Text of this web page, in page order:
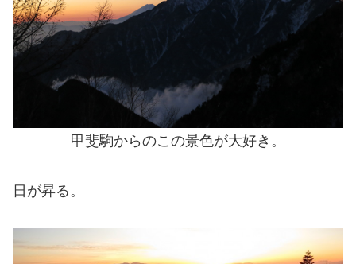
甲斐駒からのこの景色が大好き。
日が昇る。